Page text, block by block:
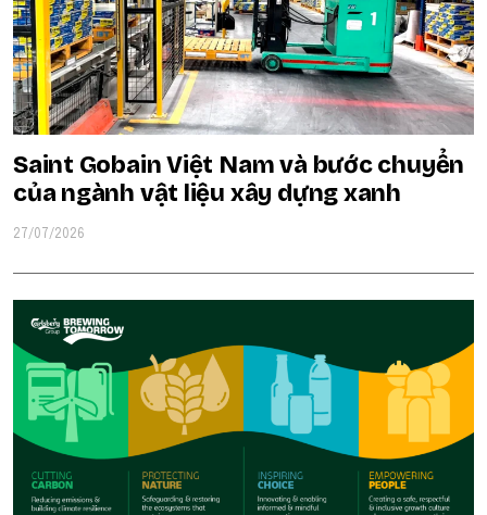
Saint Gobain Việt Nam và bước chuyển
của ngành vật liệu xây dựng xanh
27/07/2026